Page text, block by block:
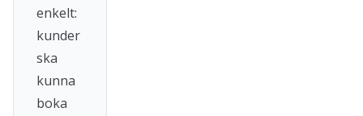
enkelt:
kunder
ska
kunna
boka